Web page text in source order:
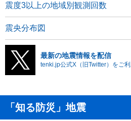
震度3以上の地域別観測回数
震央分布図
最新の地震情報を配信
tenki.jp公式X（旧Twitter）をご利
「知る防災」地震